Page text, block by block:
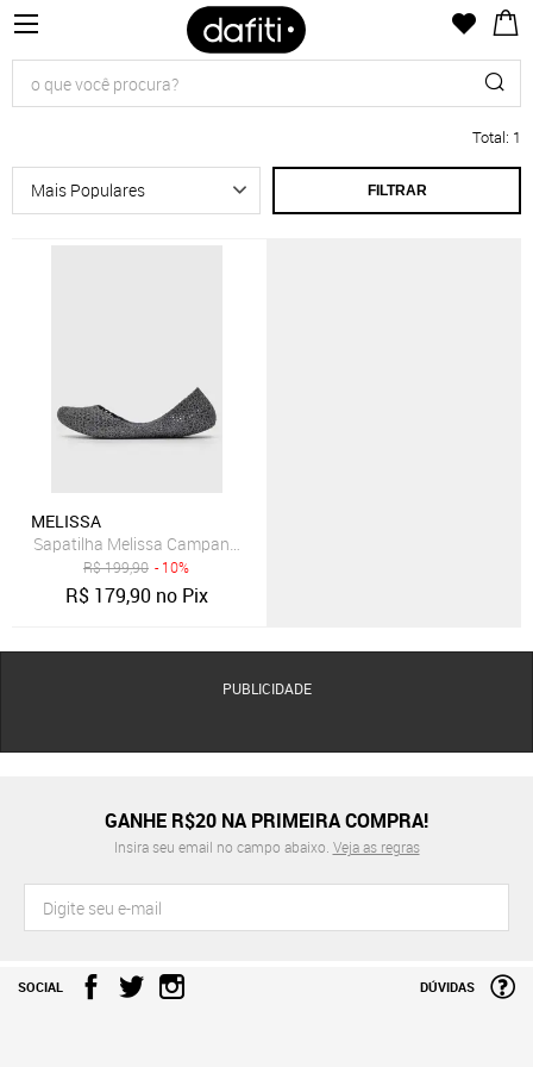
Total: 1
FILTRAR
MELISSA
Sapatilha Melissa Campana Papel Azul-Marinho
R$199,90 - 10%
R$ 179,90no Pix
PUBLICIDADE
GANHE R$20 NA PRIMEIRA COMPRA!
Insira seu email no campo abaixo. Veja as regras
SOCIAL DÚVIDAS